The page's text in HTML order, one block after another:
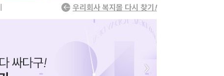
우리회사 복지몰 다시 찾기 !